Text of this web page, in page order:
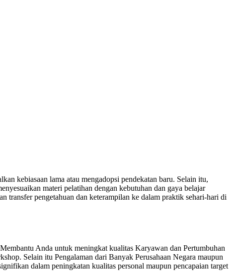
kebiasaan lama atau mengadopsi pendekatan baru. Selain itu,
materi pelatihan dengan kebutuhan dan gaya belajar
transfer pengetahuan dan keterampilan ke dalam praktik sehari-hari di
Anda untuk meningkat kualitas Karyawan dan Pertumbuhan
Selain itu Pengalaman dari Banyak Perusahaan Negara maupun
dalam peningkatan kualitas personal maupun pencapaian target